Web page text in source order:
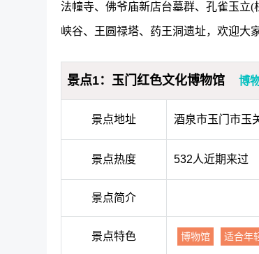
法幢寺、佛爷庙新店台墓群、孔雀玉立
峡谷、王圆禄塔、药王洞遗址，欢迎大
景点1：玉门红色文化博物馆 博
景点地址 酒泉市玉门市玉
景点热度 532人近期来过
景点简介
景点特色 博物馆 适合年